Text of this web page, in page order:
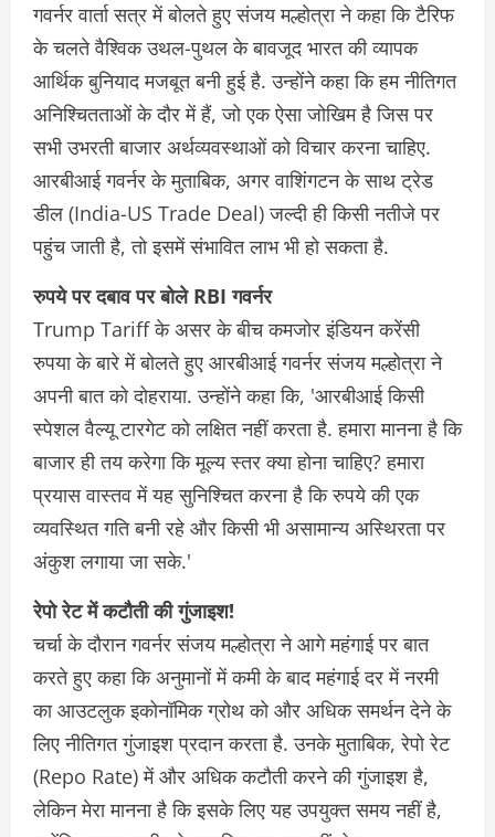
गवर्नर वार्ता सत्र में बोलते हुए संजय मल्होत्रा ​​ने कहा कि टैरिफ
के चलते वैश्विक उथल-पुथल के बावजूद भारत की व्यापक
आर्थिक बुनियाद मजबूत बनी हुई है. उन्होंने कहा कि हम नीतिगत
अनिश्चितताओं के दौर में हैं, जो एक ऐसा जोखिम है जिस पर
सभी उभरती बाजार अर्थव्यवस्थाओं को विचार करना चाहिए.
आरबीआई गवर्नर के मुताबिक, अगर वाशिंगटन के साथ ट्रेड
डील (India-US Trade Deal) जल्दी ही किसी नतीजे पर
पहुंच जाती है, तो इसमें संभावित लाभ भी हो सकता है.
रुपये पर दबाव पर बोले RBI गवर्नर
Trump Tariff के असर के बीच कमजोर इंडियन करेंसी
रुपया के बारे में बोलते हुए आरबीआई गवर्नर संजय मल्होत्रा ​​ने
अपनी बात को दोहराया. उन्होंने कहा कि, 'आरबीआई किसी
स्पेशल वैल्यू टारगेट को लक्षित नहीं करता है. हमारा मानना ​​है कि
बाजार ही तय करेगा कि मूल्य स्तर क्या होना चाहिए? हमारा
प्रयास वास्तव में यह सुनिश्चित करना है कि रुपये की एक
व्यवस्थित गति बनी रहे और किसी भी असामान्य अस्थिरता पर
अंकुश लगाया जा सके.'
रेपो रेट में कटौती की गुंजाइश!
चर्चा के दौरान गवर्नर संजय मल्होत्रा ​​ने आगे महंगाई पर बात
करते हुए कहा कि अनुमानों में कमी के बाद महंगाई दर में नरमी
का आउटलुक इकोनॉमिक ग्रोथ को और अधिक समर्थन देने के
लिए नीतिगत गुंजाइश प्रदान करता है. उनके मुताबिक, रेपो रेट
(Repo Rate) में और अधिक कटौती करने की गुंजाइश है,
लेकिन मेरा मानना ​​है कि इसके लिए यह उपयुक्त समय नहीं है,